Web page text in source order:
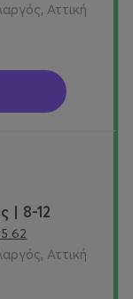
Αττική
| 8-12
62
Αττική